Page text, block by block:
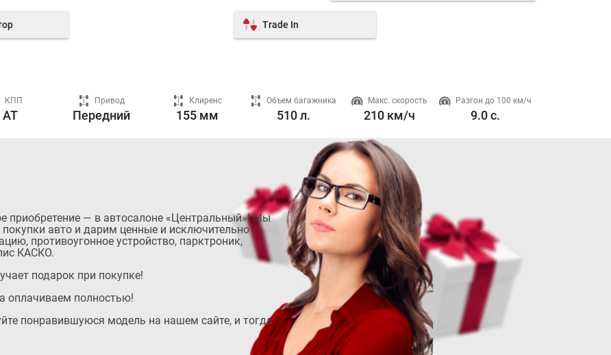
Trade In
КПП
AT
Привод
Передний
Клиренс
155 мм
Объем багажника
510 л.
Макс. скорость
210 км/ч
Разгон до 100 км/ч
9.0 с.
приобретение — в автосалоне «Центральный»! Мы
авто и дарим ценные и исключительно
противоугонное устройство, парктроник,
КАСКО.
подарок при покупке!
оплачиваем полностью!
понравившуюся модель на нашем сайте, и тогда